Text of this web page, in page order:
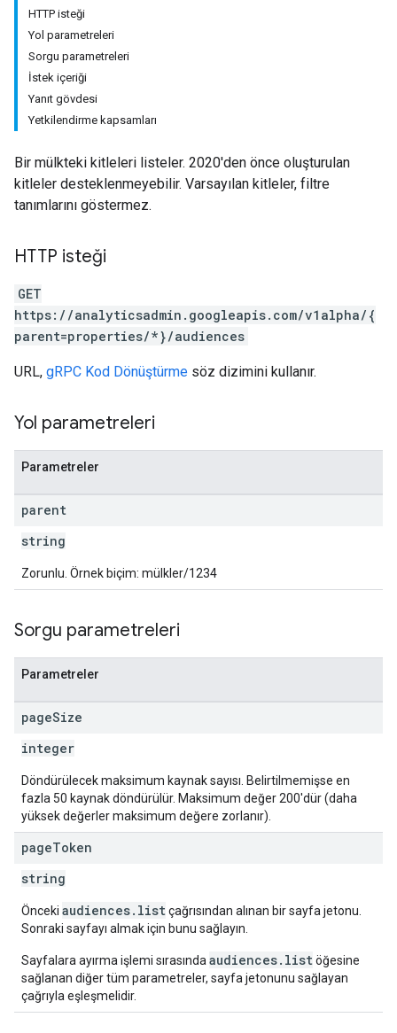
HTTP isteği
Yol parametreleri
Sorgu parametreleri
İstek içeriği
Yanıt gövdesi
Yetkilendirme kapsamları
Bir mülkteki kitleleri listeler. 2020'den önce oluşturulan
kitleler desteklenmeyebilir. Varsayılan kitleler, filtre
tanımlarını göstermez.
HTTP isteği
GET
https://analyticsadmin.googleapis.com/v1alpha/{
parent=properties/*}/audiences
URL, gRPC Kod Dönüştürme söz dizimini kullanır.
Yol parametreleri
Parametreler
parent
string
Zorunlu. Örnek biçim: mülkler/1234
Sorgu parametreleri
Parametreler
pageSize
integer
Döndürülecek maksimum kaynak sayısı. Belirtilmemişse en
fazla 50 kaynak döndürülür. Maksimum değer 200'dür (daha
yüksek değerler maksimum değere zorlanır).
pageToken
string
Önceki audiences.listçağrısından alınan bir sayfa jetonu.
Sonraki sayfayı almak için bunu sağlayın.
Sayfalara ayırma işlemi sırasında audiences.listöğesine
sağlanan diğer tüm parametreler, sayfa jetonunu sağlayan
çağrıyla eşleşmelidir.